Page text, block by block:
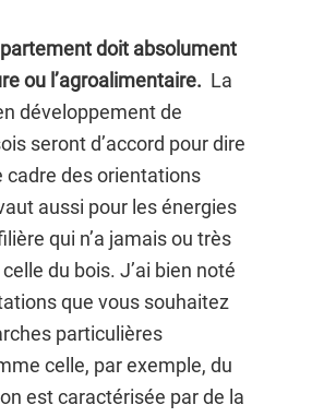
doit absolument
ou l’agroalimentaire. La
développement de
seront d’accord pour dire
cadre des orientations
aussi pour les énergies
qui n’a jamais ou très
du bois. J’ai bien noté
que vous souhaitez
particulières
celle, par exemple, du
est caractérisée par de la